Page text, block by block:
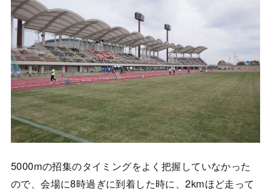
5000mの招集のタイミングをよく把握していなかった
ので、会場に8時過ぎに到着した時に、2kmほど走って